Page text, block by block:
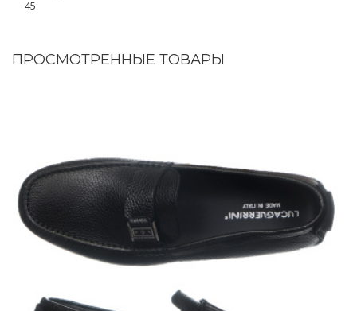
45
ПРОСМОТРЕННЫЕ ТОВАРЫ